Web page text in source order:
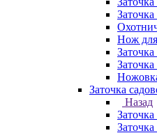
Заточка
Нож
Заточка
Заточка
Назад